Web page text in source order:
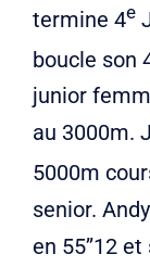
termine 4e
boucle son
junior
au 3000m.
5000m
senior.
en 55’’12